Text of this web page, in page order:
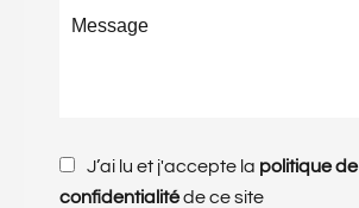
J’ai lu et j'accepte la politique de
confidentialitéde ce site